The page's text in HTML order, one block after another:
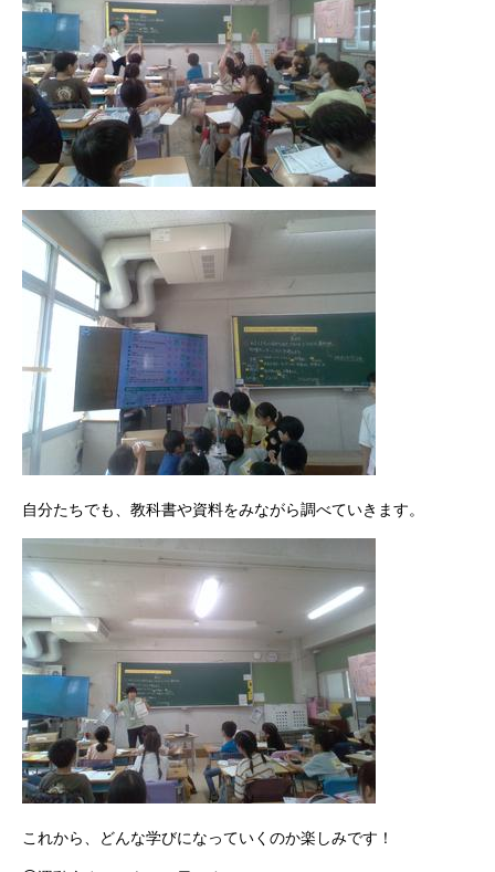
自分たちでも、教科書や資料をみながら調べていきます。
これから、どんな学びになっていくのか楽しみです！